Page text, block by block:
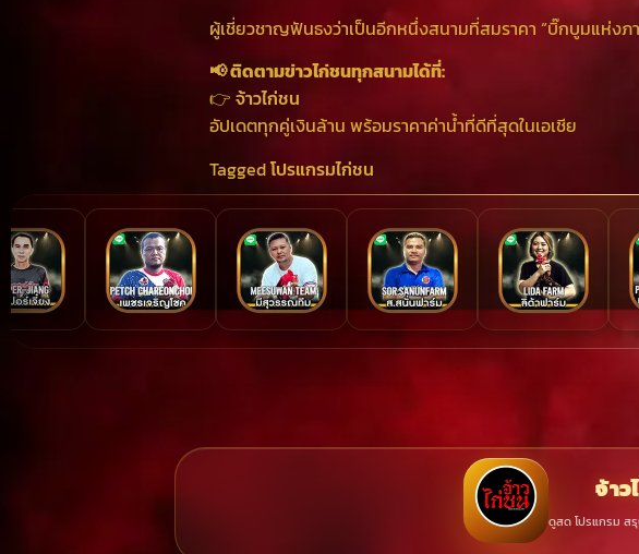
ผู้เชี่ยวชาญฟันธงว่าเป็นอีกหนึ่งสนามที่สมราคา “บิ๊กบูมแห่งภ
📢 ติดตามข่าวไก่ชนทุกสนามได้ที่:
👉 จ้าวไก่ชน
อัปเดตทุกคู่เงินล้าน พร้อมราคาค่าน้ำที่ดีที่สุดในเอเชีย
Taggedโปรแกรมไก่ชน
จ้า
ดูสด โปรแกรม ส